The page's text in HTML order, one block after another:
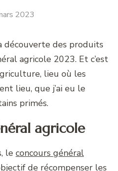
2023
découverte des produits
agricole 2023. Et c’est
lieu où les
lieu, que j’ai eu le
primés.
agricole
le concours général
de récompenser les